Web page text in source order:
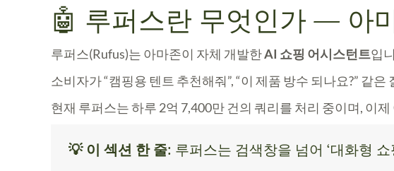
🤖 루퍼스란 무엇인가 — 아
루퍼스(Rufus)는 아마존이 자체 개발한AI 쇼핑 어시스턴트입
소비자가 “캠핑용 텐트 추천해줘”, “이 제품 방수 되나요?” 같
현재 루퍼스는하루 2억 7,400만 건의 쿼리를 처리 중이며, 이
💡 이 섹션 한 줄: 루퍼스는 검색창을 넘어 ‘대화형